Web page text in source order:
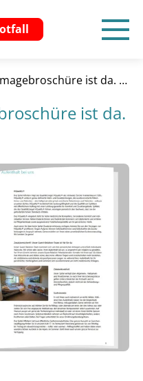
ist da. Jetzt reinlesen!
ist da.